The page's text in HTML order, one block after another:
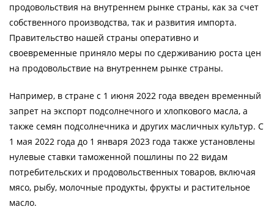
продовольствия на внутреннем рынке страны, как за счет
собственного производства, так и развития импорта.
Правительство нашей страны оперативно и
своевременные приняло меры по сдерживанию роста цен
на продовольствие на внутреннем рынке страны.
Например, в стране с 1 июня 2022 года введен временный
запрет на экспорт подсолнечного и хлопкового масла, а
также семян подсолнечника и других масличных культур. С
1 мая 2022 года до 1 января 2023 года также установлены
нулевые ставки таможенной пошлины по 22 видам
потребительских и продовольственных товаров, включая
мясо, рыбу, молочные продукты, фрукты и растительное
масло.